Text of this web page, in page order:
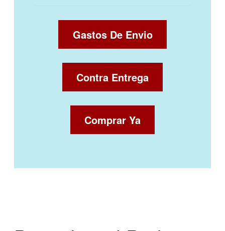
Gastos De Envio
Contra Entrega
Comprar Ya